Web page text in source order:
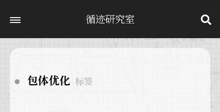
循迹研究室
包体优化 标签